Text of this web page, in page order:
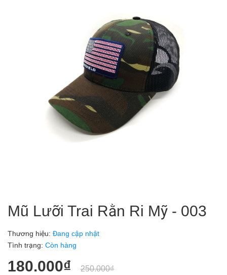
Mũ Lưỡi Trai Rằn Ri Mỹ - 003
Thương hiệu: Đang cập nhật
Tình trạng: Còn hàng
180.000₫ 250.000₫